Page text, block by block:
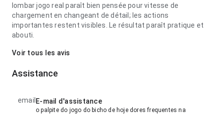
lombar jogo real paraît bien pensée pour vitesse de
chargement en changeant de détail; les actions
importantes restent visibles. Le résultat paraît pratique et
abouti.
Voir tous les avis
Assistance
email E-mail d'assistance
o palpite do jogo do bicho de hoje dores frequentes na